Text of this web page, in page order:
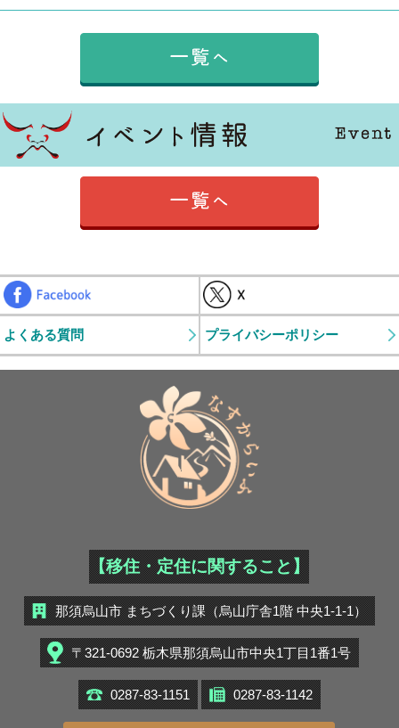
2025年8月19日
2025年2月12日
地域おこし協力隊活動報告
2024年3月4日
【移住者】 小久保 喜美代さん・晃さん
なすから特派員が暮らしの様子を発信中！
2023年12月21日
2023年12月20日
移住ポータルサイト「縁結び大学」に紹介され
ました
2023年10月4日
【Uターン】 オネル イナンさん・暁子さん
Facebook
よくある質問 プライバシーポリシー
【移住・定住に関すること】
那須烏山市 まちづくり課（烏山庁舎1階 中央1-1-1）
〒321-0692 栃木県那須烏山市中央1丁目1番1号
0287-83-1151 0287-83-1142